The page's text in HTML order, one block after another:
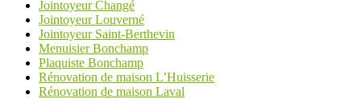
Jointoyeur Changé
Jointoyeur Louverné
Jointoyeur Saint-Berthevin
Menuisier Bonchamp
Plaquiste Bonchamp
Rénovation de maison L’Huisserie
Rénovation de maison Laval